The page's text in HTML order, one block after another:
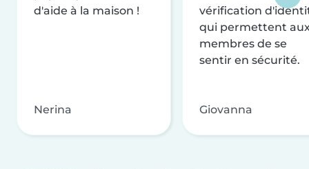
d'aide à la maison !
Nerina
vérification
qui permettent
membres de se
sentir en sécurité.
Giovanna